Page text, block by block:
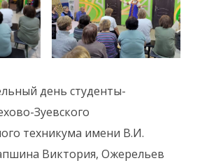
день студенты-
Зуевского
техникума имени В.И.
Виктория, Ожерельев